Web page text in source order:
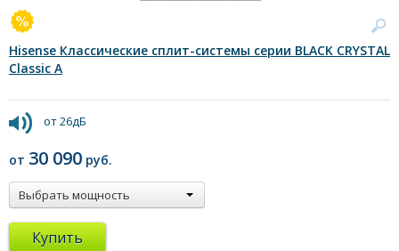
Hisense Классические сплит-системы серии BLACK CRYSTAL
Classic A
от 26дБ
от 30 090 руб.
Выбрать мощность
Купить